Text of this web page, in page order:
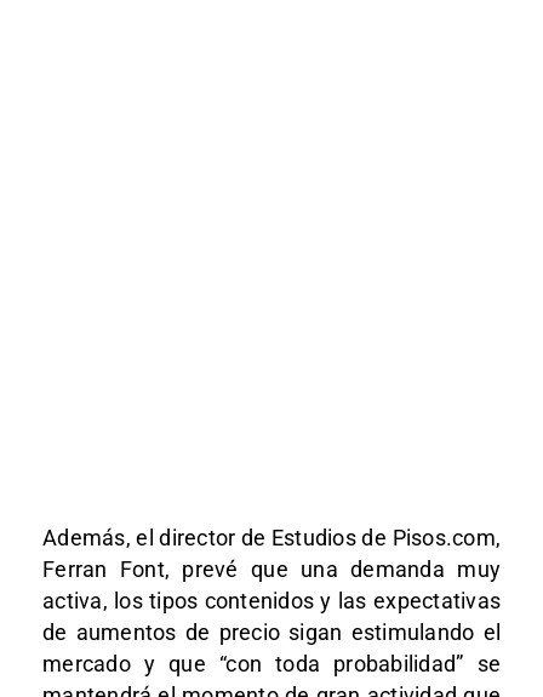
Además, el director de Estudios de Pisos.com,
Ferran Font, prevé que una demanda muy
activa, los tipos contenidos y las expectativas
de aumentos de precio sigan estimulando el
mercado y que “con toda probabilidad” se